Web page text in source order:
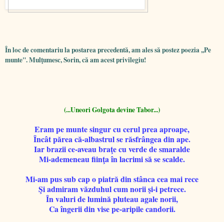
În loc de comentariu la postarea precedentă, am ales să postez poezia ,,Pe
munte". Mulţumesc, Sorin, că am acest privilegiu!
(...Uneori Golgota devine Tabor...)
Eram pe munte singur cu cerul prea aproape,
Încât părea că-albastrul se răsfrângea din ape.
Iar brazii ce-aveau braţe cu verde de smaralde
Mi-ademeneau fiinţa în lacrimi să se scalde.
Mi-am pus sub cap o piatră din stânca cea mai rece
Şi admiram văzduhul cum norii şi-i petrece.
În valuri de lumină pluteau agale norii,
Ca îngerii din vise pe-aripile candorii.